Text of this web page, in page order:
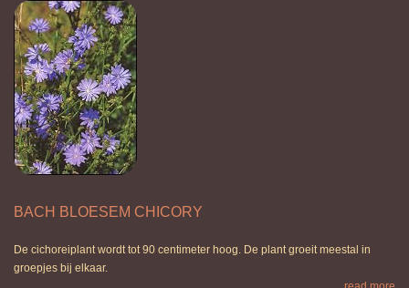
BACH BLOESEM CHICORY
De cichoreiplant wordt tot 90 centimeter hoog. De plant groeit meestal in
groepjes bij elkaar.